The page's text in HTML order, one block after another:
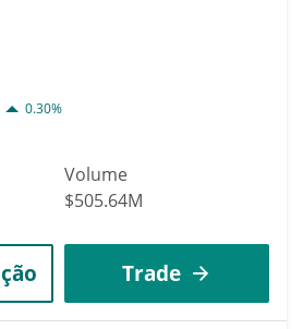
0.30%
Volume
$505.64M
Trade